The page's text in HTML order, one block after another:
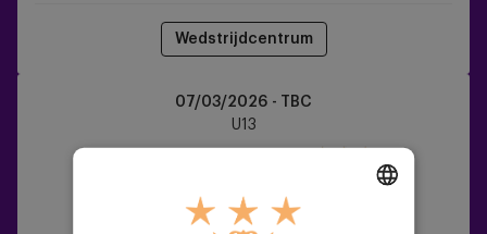
Wedstrijdcentrum
07/03/2026 - TBC
U13